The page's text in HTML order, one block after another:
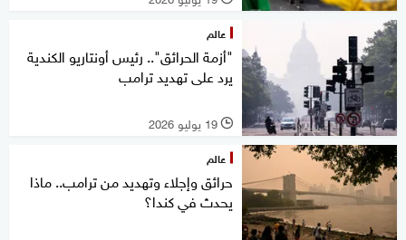
عالم
"أزمة الحرائق".. رئيس أونتاريو الكندية
يرد على تهديد ترامب
l 19 يوليو 2026
عالم
حرائق وإجلاء وتهديد من ترامب.. ماذا
يحدث في كندا؟